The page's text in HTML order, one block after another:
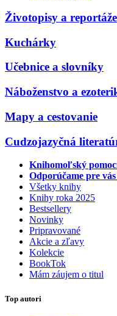
Životopisy a reportáže
Kuchárky
Učebnice a slovníky
Náboženstvo a
Mapy a cestovanie
Cudzojazyčná
Knihomoľský
Odporúčame pre vás
Všetky knihy
Knihy roka 2025
Bestsellery
Novinky
Pripravované
Akcie a zľavy
Kolekcie
BookTok
Mám záujem o titul
Top autori